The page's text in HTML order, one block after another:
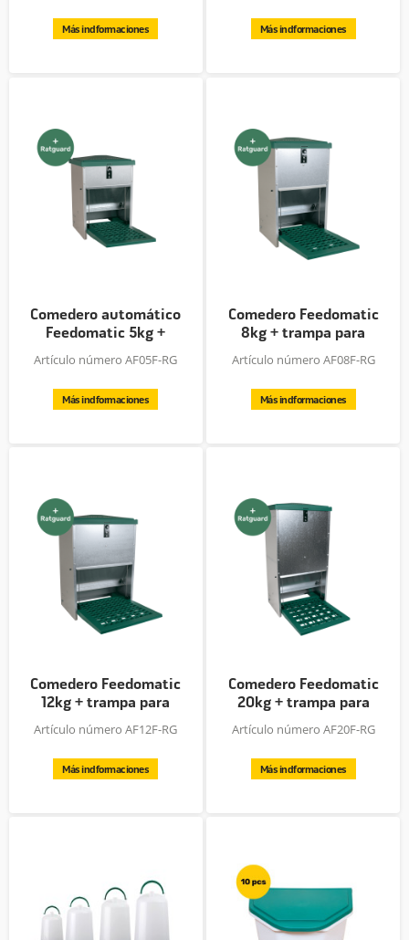
Más indformaciones Más indformaciones
Comedero automático
Feedomatic 5kg +
protector...
Artículo número AF05F-RG
Más indformaciones
Comedero Feedomatic
8kg + trampa para
ratas
Artículo número AF08F-RG
Más indformaciones
Comedero Feedomatic
12kg + trampa para
ratas
Artículo número AF12F-RG
Más indformaciones
Comedero Feedomatic
20kg + trampa para
ratas
Artículo número AF20F-RG
Más indformaciones